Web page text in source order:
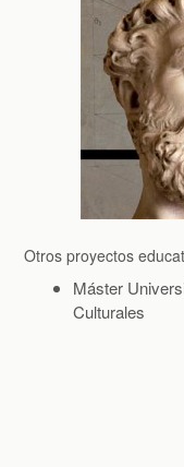
María Devesa Fernández
María José del Barrio
Taking part
Víctor Fernando
Otros proyectos
Máster
Culturales